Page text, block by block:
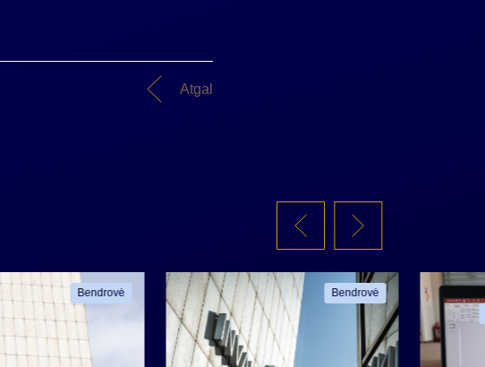
Atgal
Bendrovė Bendrovė